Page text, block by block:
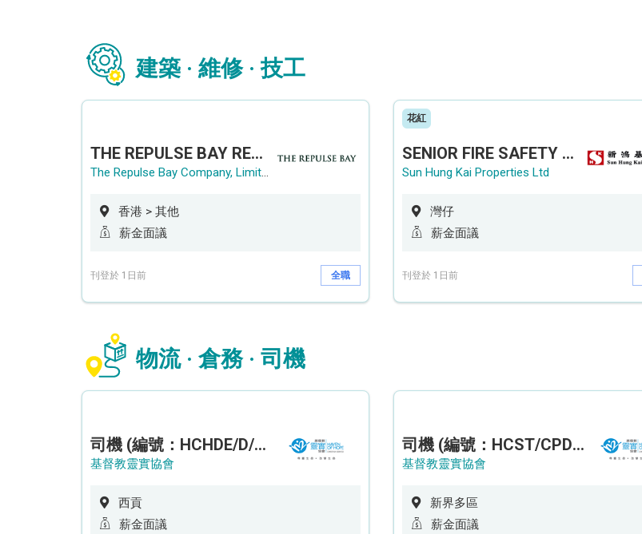
建築 · 維修 · 技工
THE REPULSE BAY RECRUITMENT DAY 淺水灣影灣園人才招聘會
The Repulse Bay Company, Limited
香港 > 其他
薪金面議
刊登於 1日前 全職
花紅
SENIOR FIRE SAFETY OFFICER / FIRE SAFETY OFFICER
Sun Hung Kai Properties Ltd
灣仔
薪金面議
刊登於 1日前
物流 · 倉務 · 司機
司機 (編號：HCHDE/D/CTE)
基督教靈實協會
西貢
薪金面議
司機 (編號：HCST/CPD/CTE)
基督教靈實協會
新界多區
薪金面議